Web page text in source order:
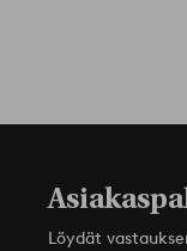
Löydät